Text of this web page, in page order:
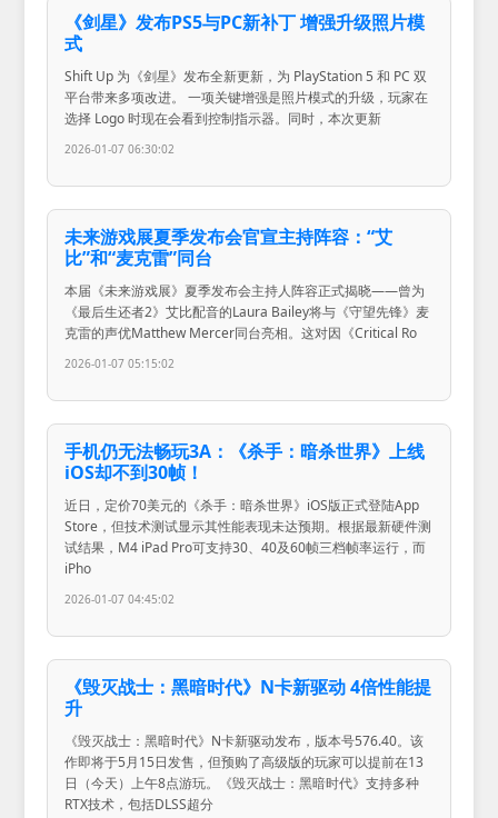
《剑星》发布PS5与PC新补丁 增强升级照片模
式
Shift Up 为《剑星》发布全新更新，为 PlayStation 5 和 PC 双
平台带来多项改进。 一项关键增强是照片模式的升级，玩家在
选择 Logo 时现在会看到控制指示器。同时，本次更新
2026-01-07 06:30:02
未来游戏展夏季发布会官宣主持阵容：“艾
比”和“麦克雷”同台
本届《未来游戏展》夏季发布会主持人阵容正式揭晓——曾为
《最后生还者2》艾比配音的Laura Bailey将与《守望先锋》麦
克雷的声优Matthew Mercer同台亮相。这对因《Critical Ro
2026-01-07 05:15:02
手机仍无法畅玩3A：《杀手：暗杀世界》上线
iOS却不到30帧！
近日，定价70美元的《杀手：暗杀世界》iOS版正式登陆App
Store，但技术测试显示其性能表现未达预期。根据最新硬件测
试结果，M4 iPad Pro可支持30、40及60帧三档帧率运行，而
iPho
2026-01-07 04:45:02
《毁灭战士：黑暗时代》N卡新驱动 4倍性能提
升
《毁灭战士：黑暗时代》N卡新驱动发布，版本号576.40。该
作即将于5月15日发售，但预购了高级版的玩家可以提前在13
日（今天）上午8点游玩。《毁灭战士：黑暗时代》支持多种
RTX技术，包括DLSS超分